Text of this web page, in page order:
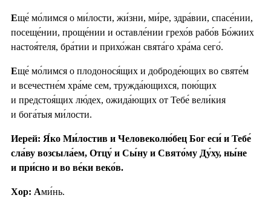
Еще́ мо́лимся о ми́лости, жи́зни, ми́ре, здра́вии, спасе́нии,
посеще́нии, проще́нии и оставле́нии грехо́в рабо́в Бо́жиих
настоя́теля, бра́тии и прихо́жан свята́го хра́ма сего́.
Еще́ мо́лимся о плодонося́щих и доброде́ющих во святе́м
и всечестне́м хра́ме сем, тружда́ющихся, пою́щих
и предстоя́щих лю́дех, ожида́ющих от Тебе́ вели́кия
и бога́тыя ми́лости.
Иерей: Я́ко Ми́лостив и Человеколю́бец Бог еси́ и Тебе́
сла́ву возсыла́ем, Отцу́ и Сы́ну и Свято́му Ду́ху, ны́не
и при́сно и во ве́ки веко́в.
Хор: Ами́нь.